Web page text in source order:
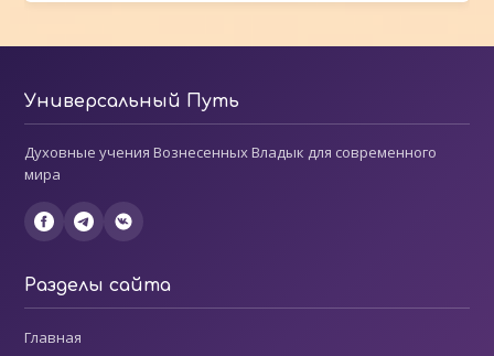
Универсальный Путь
Духовные учения Вознесенных Владык для современного
мира
Разделы сайта
Главная